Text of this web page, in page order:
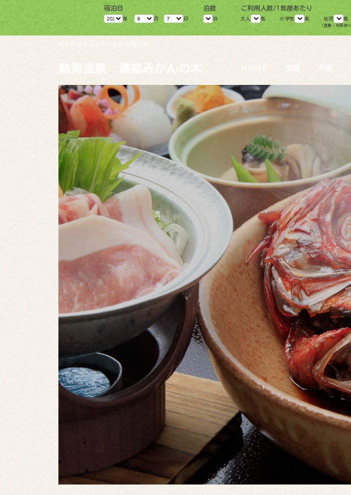
テ
ツ
ゲ
シ
宿泊日
年 月 日
泊数
泊
ご利用人数/1部屋あたり
大人 名 小学生 名 幼児
（食事・布団あり
名
街中のちょっとおしゃれな隠れ宿
熱海温泉 湯宿みかんの木 ＨＯＭＥ 客室 料理